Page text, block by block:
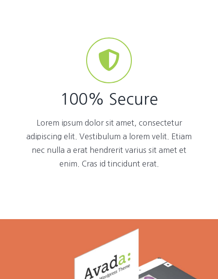
100% Secure
Lorem ipsum dolor sit amet, consectetur
adipiscing elit. Vestibulum a lorem velit. Etiam
nec nulla a erat hendrerit varius sit amet et
enim. Cras id tincidunt erat.